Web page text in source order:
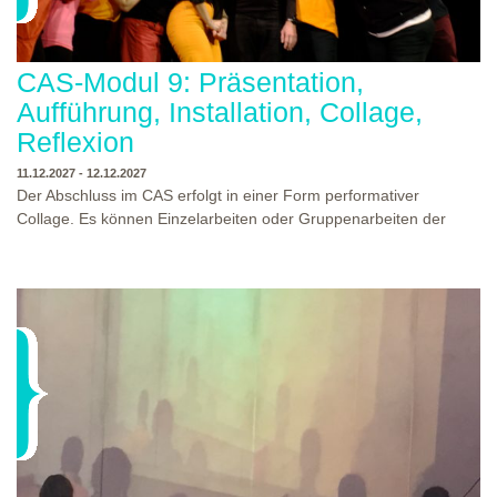
CAS-Modul 9: Präsentation,
Aufführung, Installation, Collage,
Reflexion
11.12.2027 - 12.12.2027
Der Abschluss im CAS erfolgt in einer Form performativer
Collage. Es können Einzelarbeiten oder Gruppenarbeiten der
Ausbildungsprogramm zu erleben. Die Studierenden des
oder Präsentation. Wir freuen uns über Begegnungen und
Gespräche an der performativen Collage.
WO?